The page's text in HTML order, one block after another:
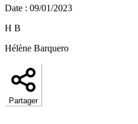
Date : 09/01/2023
H B
Hélène Barquero
Partager